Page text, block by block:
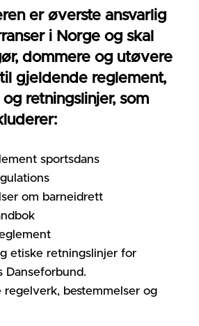
er øverste ansvarlig
i Norge og skal
dommere og utøvere
gjeldende reglement,
retningslinjer, som
sportsdans
om barneidrett
etiske retningslinjer for
Danseforbund.
bestemmelser og